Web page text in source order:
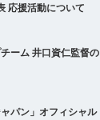
応援活動について
ーム 井口資仁監督の
パン」オフィシャル